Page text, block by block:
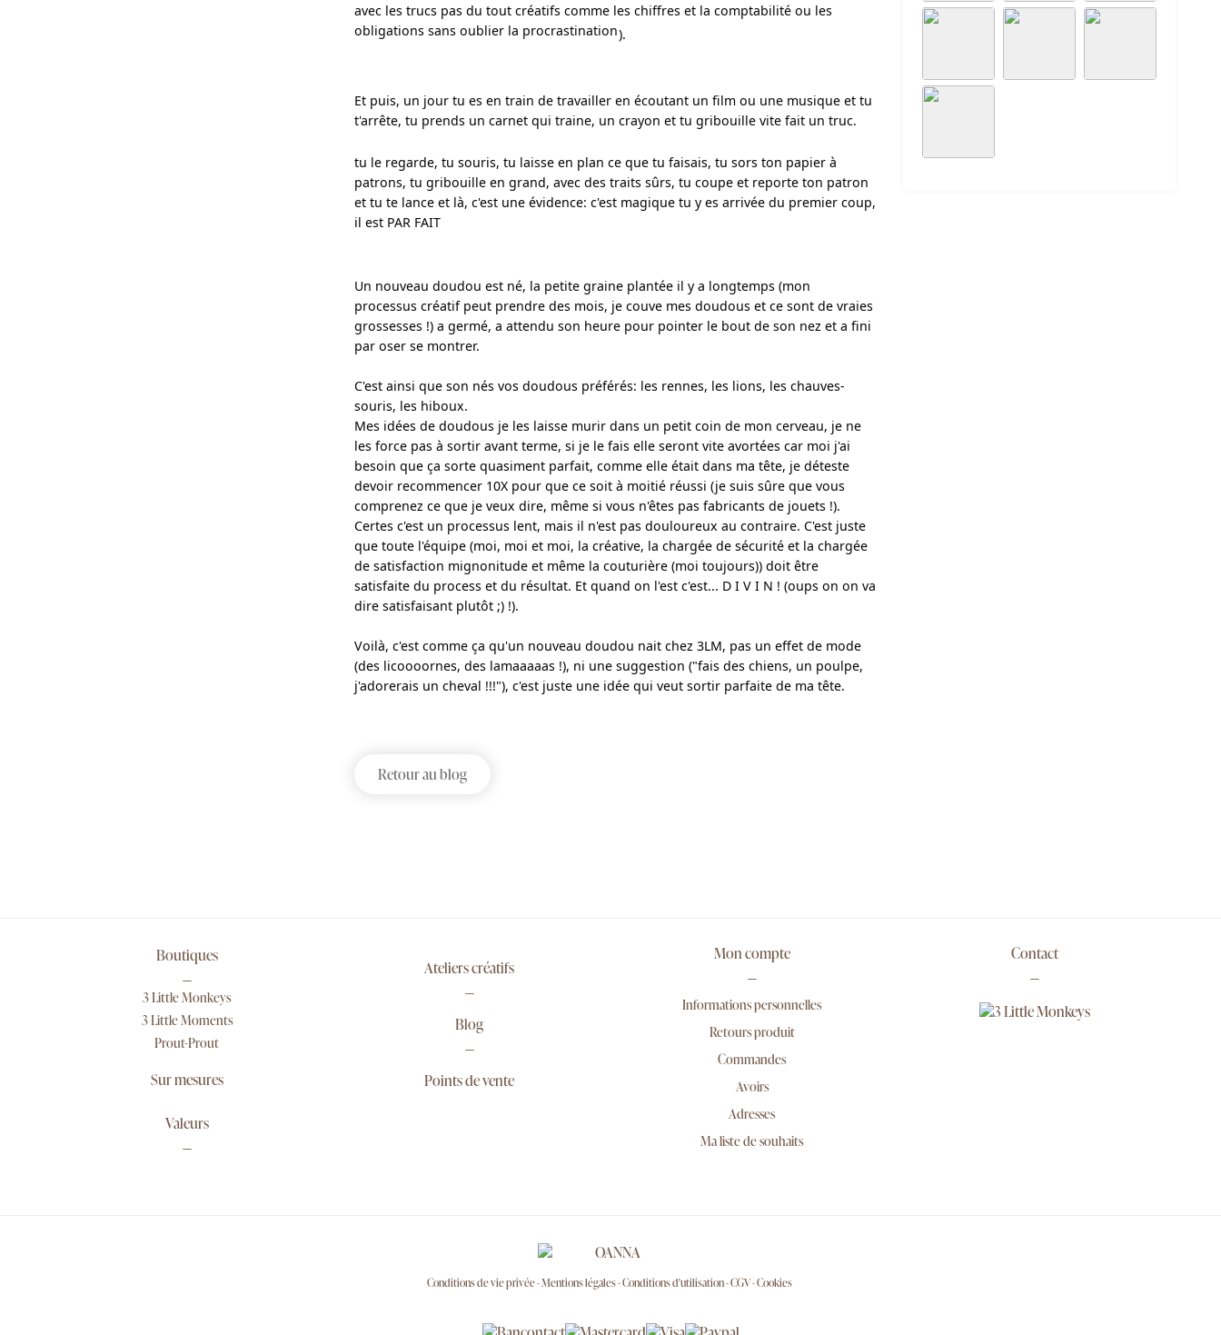
avec les trucs pas du tout créatifs comme les chiffres et la comptabilité ou les
obligations sans oublier la procrastination).
Et puis, un jour tu es en train de travailler en écoutant un film ou une musique et tu
t'arrête, tu prends un carnet qui traine, un crayon et tu gribouille vite fait un truc.
tu le regarde, tu souris, tu laisse en plan ce que tu faisais, tu sors ton papier à
patrons, tu gribouille en grand, avec des traits sûrs, tu coupe et reporte ton patron
et tu te lance et là, c'est une évidence: c'est magique tu y es arrivée du premier coup,
il est PAR FAIT
Un nouveau doudou est né, la petite graine plantée il y a longtemps (mon
processus créatif peut prendre des mois, je couve mes doudous et ce sont de vraies
grossesses !) a germé, a attendu son heure pour pointer le bout de son nez et a fini
par oser se montrer.
C'est ainsi que son nés vos doudous préférés: les rennes, les lions, les chauves-
souris, les hiboux.
Mes idées de doudous je les laisse murir dans un petit coin de mon cerveau, je ne
les force pas à sortir avant terme, si je le fais elle seront vite avortées car moi j'ai
besoin que ça sorte quasiment parfait, comme elle était dans ma tête, je déteste
devoir recommencer 10X pour que ce soit à moitié réussi (je suis sûre que vous
comprenez ce que je veux dire, même si vous n'êtes pas fabricants de jouets !).
Certes c'est un processus lent, mais il n'est pas douloureux au contraire. C'est juste
que toute l'équipe (moi, moi et moi, la créative, la chargée de sécurité et la chargée
de satisfaction mignonitude et même la couturière (moi toujours)) doit être
satisfaite du process et du résultat. Et quand on l'est c'est... D I V I N ! (oups on on va
dire satisfaisant plutôt ;) !).
Voilà, c'est comme ça qu'un nouveau doudou nait chez 3LM, pas un effet de mode
(des licoooornes, des lamaaaaas !), ni une suggestion ("fais des chiens, un poulpe,
j'adorerais un cheval !!!"), c'est juste une idée qui veut sortir parfaite de ma tête.
Retour au blog
Boutiques
3 Little Monkeys
3 Little Moments
Prout-Prout
Sur mesures
Valeurs
Ateliers créatifs
Blog
Points de vente
Mon compte
Informations personnelles
Retours produit
Commandes
Avoirs
Adresses
Ma liste de souhaits
Contact
Conditions de vie privée Mentions légales Conditions d'utilisation CGV Cookies